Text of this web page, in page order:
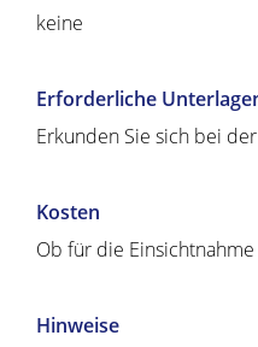
keine
Erforderliche
Erkunden Sie sich bei
Kosten
Ob für die
Hinweise